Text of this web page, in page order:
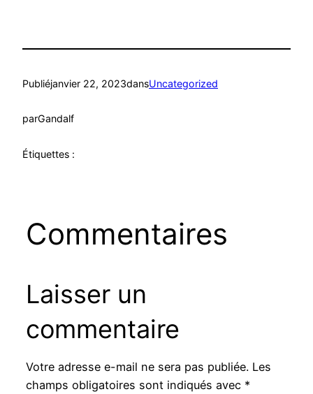
Publiéjanvier 22, 2023dansUncategorized
parGandalf
Étiquettes :
Commentaires
Laisser un
commentaire
Votre adresse e-mail ne sera pas publiée. Les
champs obligatoires sont indiqués avec *